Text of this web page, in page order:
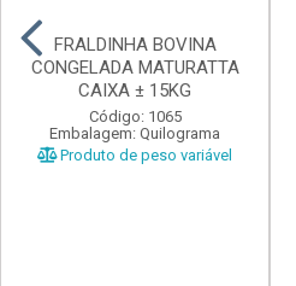
FRALDINHA BOVINA
CONGELADA MATURATTA
CAIXA ± 15KG
Código: 1065
Embalagem: Quilograma
Produto de peso variável